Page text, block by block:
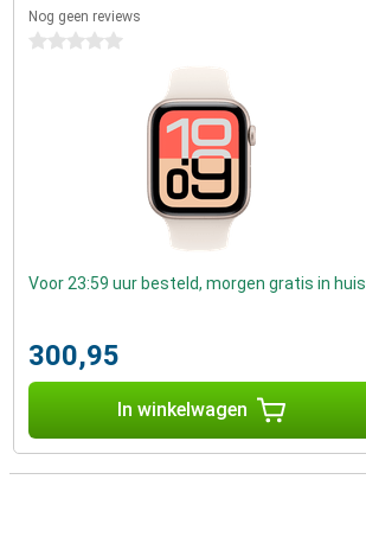
Nog geen reviews
0 sterren
Voor 23:59 uur besteld, morgen gratis in huis
300,95
In winkelwagen